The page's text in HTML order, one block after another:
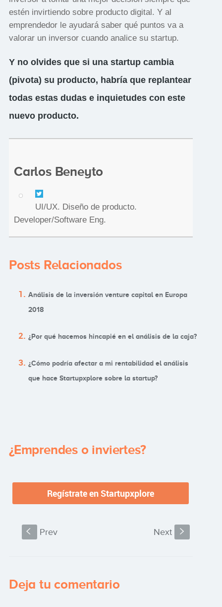
estén invirtiendo sobre producto digital. Y al
emprendedor le ayudará saber qué puntos va a
valorar un inversor cuando analice su startup.
Y no olvides que si una startup cambia
(pivota) su producto, habría que replantear
todas estas dudas e inquietudes con este
nuevo producto.
Carlos Beneyto
UI/UX. Diseño de producto.
Developer/Software Eng.
Posts Relacionados
Análisis de la inversión venture capital en Europa
2018
¿Por qué hacemos hincapié en el análisis de la caja?
¿Cómo podría afectar a mi rentabilidad el análisis
que hace Startupxplore sobre la startup?
¿Emprendes o inviertes?
S Prev Next s
Deja tu comentario